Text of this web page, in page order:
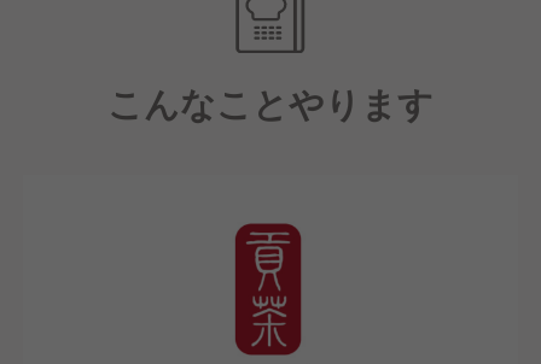
く、店長にも女性が多く在籍しています。
また、残業時間を減らしたり、閑散期には休みを増や
したりと、スタッフにとって働きやすい環境づくりに
努めています。こんなことやります